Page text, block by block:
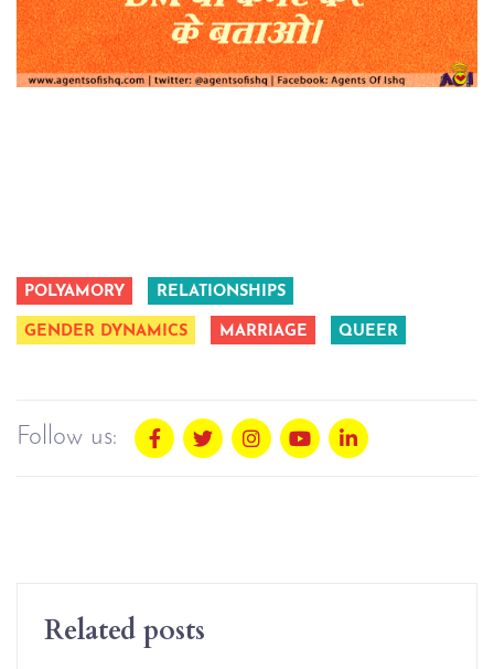
POLYAMORY RELATIONSHIPS
GENDER DYNAMICS MARRIAGE QUEER
Follow us:
Related posts